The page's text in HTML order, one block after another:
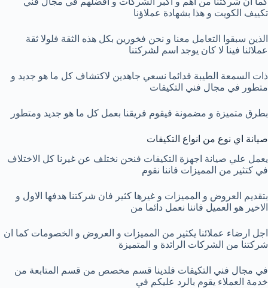
تكييف الكويت و هذا بشهادة عملاؤنا
الذين سبقوا التعامل معنا و نحن فخورين بكل هذه الثقة فلولا ثقة
عملائنا فينا لا كان يوجد اسم لشركتنا
ذات السمعة الطيبة فدائما نسعي جاهدين لاكتشاف كل ما هو جديد و
متطور في مجال فني التكيفات
بطرق متميزة و مضمونة فيقوم فريقنا بعمل كل ما هو جديد ومتطور
صيانة اي نوع من انواع التكيفات
يعمل علي صيانة اجهزة التكيفات فنحن نختلف عن غيرنا كل الاختلاف
في كتثير من المميزات فاننا نقوم
بتقديم العروض و المميزات و غيرها كثير فان شركتنا هدفها الاول و
الاخير هو العميل فاننا نعمل دائما من
اجل ارضاء عملائنا يكثير من المميزات و العروض و الخصومات كما ان
شركتنا من الشركات الرائدة و المتميزة
في مجال فني التكيفات فلدينا قسم مخصص من قسم المتابعة من
خدمة العملاء يقوم بالرد عليكم في